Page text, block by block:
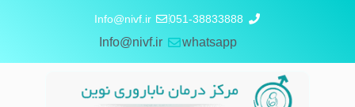
051-38833888
Info@nivf.ir
whatsapp
Info@nivf.ir